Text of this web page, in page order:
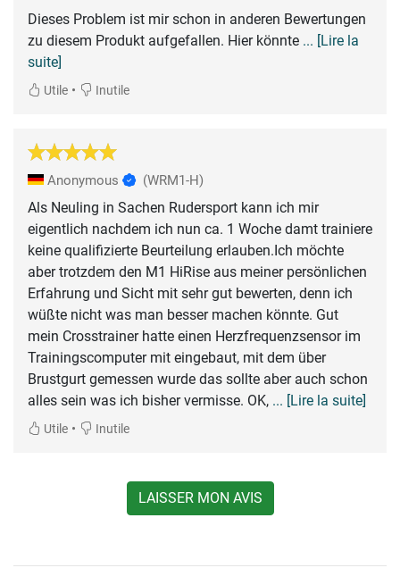
Dieses Problem ist mir schon in anderen Bewertungen
zu diesem Produkt aufgefallen. Hier könnte ... [Lire la
suite]
Utile • Inutile
Anonymous (WRM1-H)
Als Neuling in Sachen Rudersport kann ich mir
eigentlich nachdem ich nun ca. 1 Woche damt trainiere
keine qualifizierte Beurteilung erlauben.Ich möchte
aber trotzdem den M1 HiRise aus meiner persönlichen
Erfahrung und Sicht mit sehr gut bewerten, denn ich
wüßte nicht was man besser machen könnte. Gut
mein Crosstrainer hatte einen Herzfrequenzsensor im
Trainingscomputer mit eingebaut, mit dem über
Brustgurt gemessen wurde das sollte aber auch schon
alles sein was ich bisher vermisse. OK, ... [Lire la suite]
Utile • Inutile
LAISSER MON AVIS